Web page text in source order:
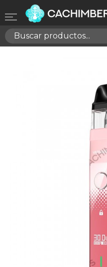
Registrarse
Necesitas hacer login
Cancelar